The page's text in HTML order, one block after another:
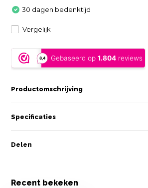
30 dagen bedenktijd
Vergelijk
Productomschrijving
Specificaties
Delen
Recent bekeken